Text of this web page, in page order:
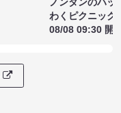
わくピクニック
08/08 09:30 開